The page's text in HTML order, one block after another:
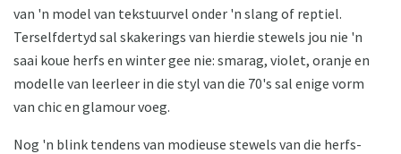
van 'n model van tekstuurvel onder 'n slang of reptiel.
Terselfdertyd sal skakerings van hierdie stewels jou nie 'n
saai koue herfs en winter gee nie: smarag, violet, oranje en
modelle van leerleer in die styl van die 70's sal enige vorm
van chic en glamour voeg.
Nog 'n blink tendens van modieuse stewels van die herfs-